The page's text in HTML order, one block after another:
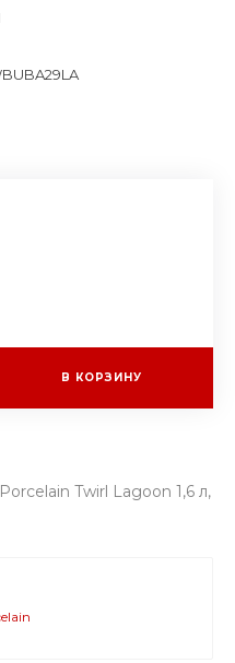
В КОРЗИНУ
Twirl Lagoon 1,6 л,